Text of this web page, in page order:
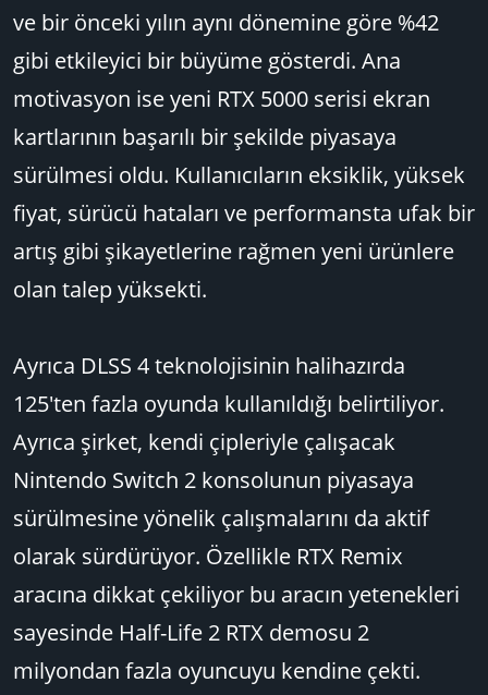
ve bir önceki yılın aynı dönemine göre %42
gibi etkileyici bir büyüme gösterdi. Ana
motivasyon ise yeni RTX 5000 serisi ekran
kartlarının başarılı bir şekilde piyasaya
sürülmesi oldu. Kullanıcıların eksiklik, yüksek
fiyat, sürücü hataları ve performansta ufak bir
artış gibi şikayetlerine rağmen yeni ürünlere
olan talep yüksekti.
Ayrıca DLSS 4 teknolojisinin halihazırda
125'ten fazla oyunda kullanıldığı belirtiliyor.
Ayrıca şirket, kendi çipleriyle çalışacak
Nintendo Switch 2 konsolunun piyasaya
sürülmesine yönelik çalışmalarını da aktif
olarak sürdürüyor. Özellikle RTX Remix
aracına dikkat çekiliyor bu aracın yetenekleri
sayesinde Half-Life 2 RTX demosu 2
milyondan fazla oyuncuyu kendine çekti.